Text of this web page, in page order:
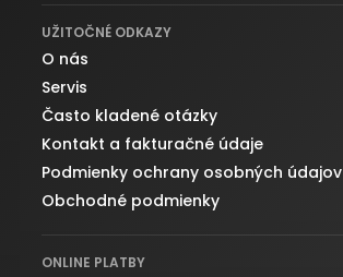
UŽITOČNÉ ODKAZY
O nás
Servis
Často kladené otázky
Kontakt a fakturačné údaje
Podmienky ochrany osobných údajov
Obchodné podmienky
ONLINE PLATBY